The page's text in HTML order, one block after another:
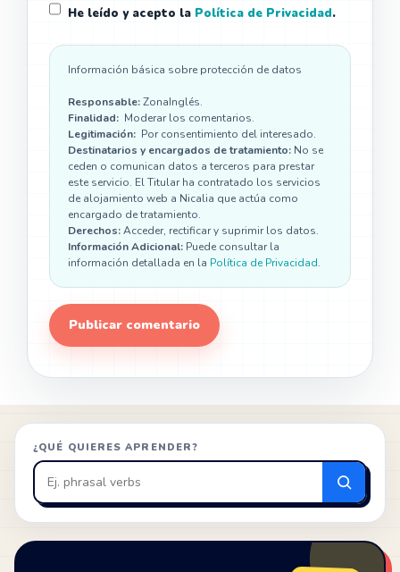
He leído y acepto la Política de Privacidad.
Información básica sobre protección de datos
Responsable:ZonaInglés.
Finalidad: Moderar los comentarios.
Legitimación: Por consentimiento del interesado.
Destinatarios y encargados de tratamiento: No se
ceden o comunican datos a terceros para prestar
este servicio. El Titular ha contratado los servicios
de alojamiento web a Nicalia que actúa como
encargado de tratamiento.
Derechos:Acceder, rectificar y suprimir los datos.
Información Adicional: Puede consultar la
información detallada en la Política de Privacidad.
¿QUÉ QUIERES APRENDER?
Buscar
en
ZonaIngles